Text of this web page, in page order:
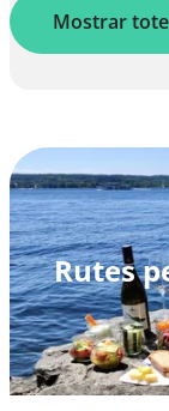
Mostrar
Rutes